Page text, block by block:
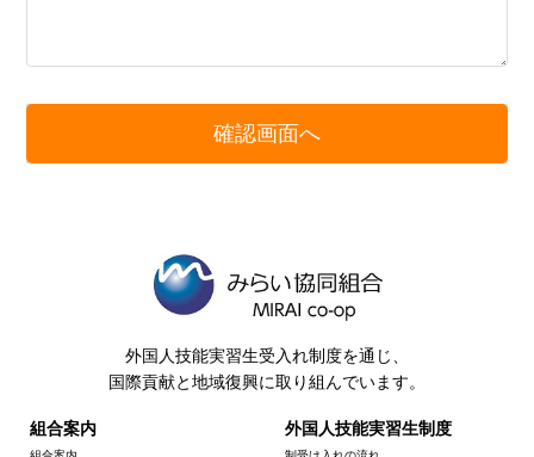
外国人技能実習生受入れ制度を通じ、
国際貢献と地域復興に取り組んでいます。
組合案内 外国人技能実習生制度